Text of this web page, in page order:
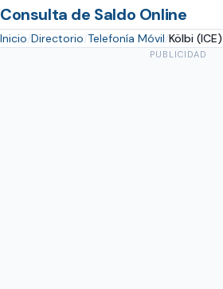
Consulta de Saldo Online
Inicio Directorio Telefonía Móvil Kölbi (ICE)
PUBLICIDAD